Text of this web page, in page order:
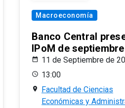
Macroeconomía
Banco Central
IPoM de septiembre
11 de Septiembre de
13:00
Facultad de Ciencias
Económicas y